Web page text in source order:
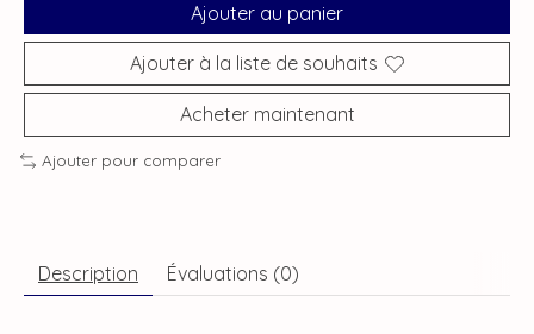
Ajouter au panier
Ajouter à la liste de souhaits
Acheter maintenant
Ajouter pour comparer
Description Évaluations (0)